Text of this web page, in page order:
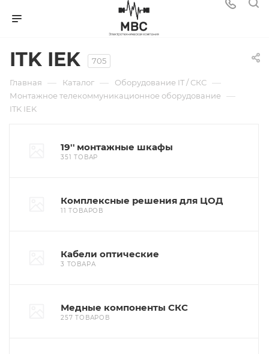
ITK IEK 705
Главная — Каталог — Оборудование IT / СКС —
Монтажное телекоммуникационное оборудование —
ITK IEK
19'' монтажные шкафы
351 ТОВАР
Комплексные решения для ЦОД
11 ТОВАРОВ
Кабели оптические
3 ТОВАРА
Медные компоненты СКС
257 ТОВАРОВ